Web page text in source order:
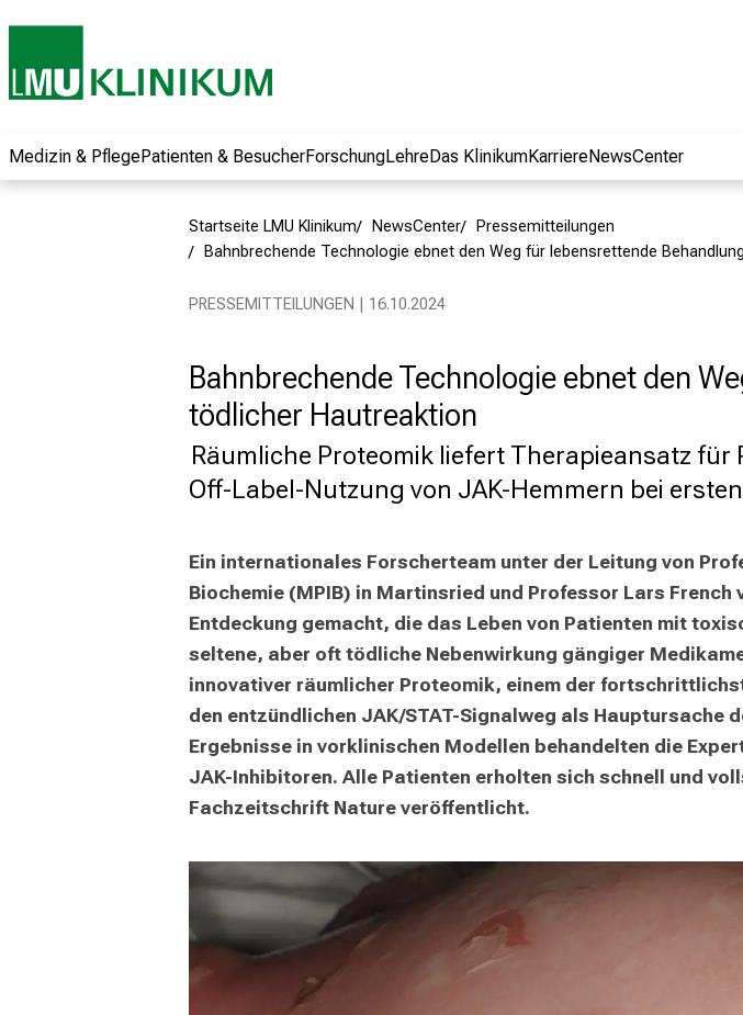
Medizin & PflegePatienten & BesucherForschungLehreDas KlinikumKarriereNewsCenter
Startseite LMU Klinikum NewsCenter
Pressemitteilungen
Bahnbrechende Technologie ebnet den Weg für lebensrettende
PRESSEMITTEILUNGEN | 16.10.2024
Bahnbrechende Technologie ebnet den
tödlicher Hautreaktion
Räumliche Proteomik liefert Therapieansatz
Off-Label-Nutzung von JAK-Hemmern bei
Ein internationales Forscherteam unter der Leitung von
Biochemie (MPIB) in Martinsried und Professor Lars
Entdeckung gemacht, die das Leben von Patienten mit
seltene, aber oft tödliche Nebenwirkung gängiger
innovativer räumlicher Proteomik, einem der
den entzündlichen JAK/STAT-Signalweg als Hauptursache
Ergebnisse in vorklinischen Modellen behandelten die
JAK-Inhibitoren. Alle Patienten erholten sich schnell und
Fachzeitschrift Nature veröffentlicht.
Informationen zu
Jobs, Ausbildungen
Weiterbildungen.
Kommen Sie
Kollegen aus und
lassen Sie sich von
begeistern – ganz
unverbindlich und
ohne Anmeldung.
mehr Informationen